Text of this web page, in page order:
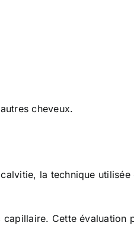
cheveux.
la technique
Cette évaluation